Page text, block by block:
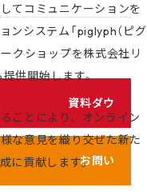
わせ
てコミュニケーションを
ンシステム「piglyph（ピグ
クショップを株式会社リ
供開始します。
ことにより、オンライン
な意見を織り交ぜた新た
に貢献します。